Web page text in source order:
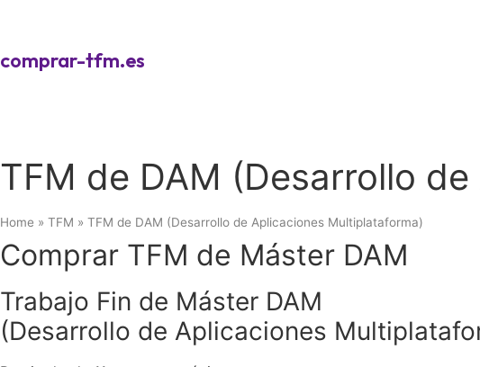
comprar-tfm.es
TFM de DAM (Desarrollo
Home » TFM » TFM de DAM (Desarrollo de Aplicaciones Multiplataforma)
Comprar TFM de Máster DAM
Trabajo Fin de Máster DAM
(Desarrollo de Aplicaciones